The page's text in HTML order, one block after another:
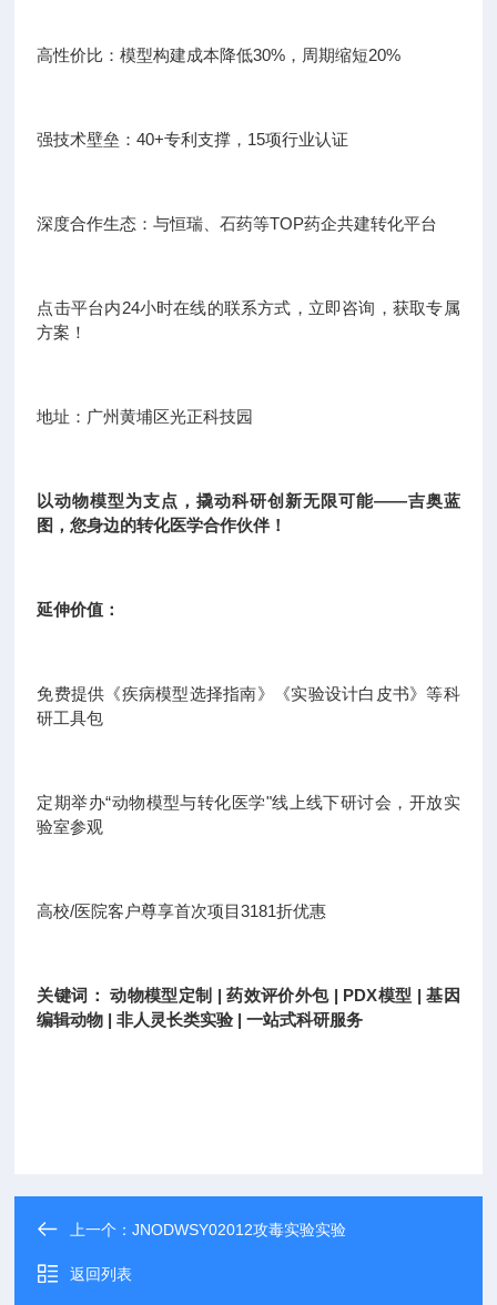
高性价比：模型构建成本降低30%，周期缩短20%
强技术壁垒：40+专利支撑，15项行业认证
深度合作生态：与恒瑞、石药等TOP药企共建转化平台
点击平台内24小时在线的联系方式，立即咨询，获取专属
方案！
地址：广州黄埔区光正科技园
以动物模型为支点，撬动科研创新无限可能——吉奥蓝
图，您身边的转化医学合作伙伴！
延伸价值：
免费提供《疾病模型选择指南》《实验设计白皮书》等科
研工具包
定期举办“动物模型与转化医学"线上线下研讨会，开放实
验室参观
高校/医院客户尊享首次项目3181折优惠
关键词： 动物模型定制 | 药效评价外包 | PDX模型 | 基因
编辑动物 | 非人灵长类实验 | 一站式科研服务
上一个：JNODWSY02012攻毒实验实验
返回列表